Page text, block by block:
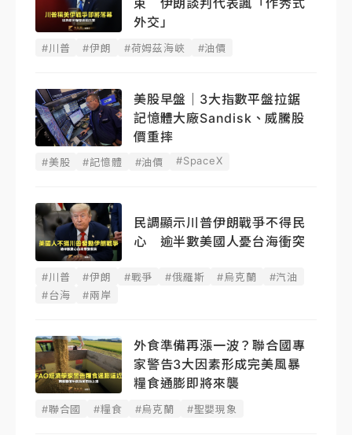
束 伊朗談判代表諷「作秀式
外交」
#川普 #伊朗 #荷姆茲海峽 #油價
美股早盤｜3大指數平盤拉鋸
記憶體大廠Sandisk、威騰股
價重摔
#美股 #記憶體 #油價 #SpaceX
民調顯示川普伊朗戰爭不得民
心 逾半數美國人憂台海衝突
#川普 #伊朗 #戰爭 #俄羅斯 #烏克蘭
#汽油
#台海
#兩岸
外食準備再漲一波？聯合國專
家警告3大因素形成完美風暴
糧食通膨即將來襲
#聯合國 #糧食 #烏克蘭 #聖嬰現象